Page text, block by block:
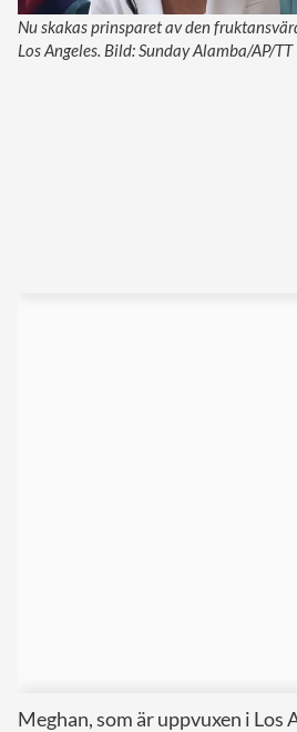
Nu skakas prinsparet av den
Los Angeles. Bild: Sunday Alamba/AP/TT
Meghan, som är uppvuxen i Los